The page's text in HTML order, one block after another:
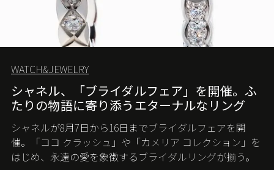
WATCH&JEWELRY
シャネル、「ブライダルフェア」を開催。ふ
たりの物語に寄り添うエターナルなリング
シャネルが8月7日から16日までブライダルフェアを開
催。「ココ クラッシュ」や「カメリア コレクション」を
はじめ、永遠の愛を象徴するブライダルリングが揃う。